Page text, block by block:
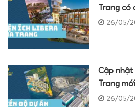
Trang có
26/05/
Cập nhật
Trang
26/05/